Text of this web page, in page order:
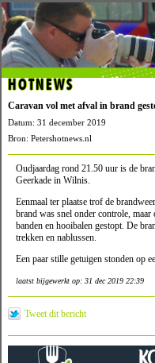
HOTNEWS
Caravan vol met afval in brand
Datum: 31 december 2019
Bron: Petershotnews.nl
Oudjaardag rond 21.50 uur is de
Geerkade in Wilnis.
Eenmaal ter plaatse trof de
brand was snel onder controle,
banden en hooibalen gestopt. De
trekken en nablussen.
Een paar stille getuigen stonden op
laatst bijgewerkt op: 31 dec 2019 22:39
Tweet dit bericht